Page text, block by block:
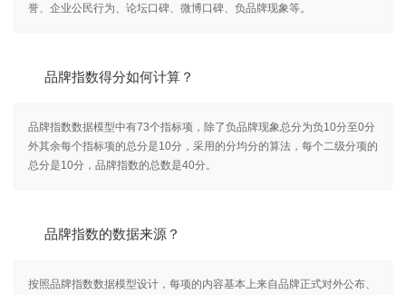
誉、企业公民行为、论坛口碑、微博口碑、负品牌现象等。
品牌指数得分如何计算？
品牌指数数据模型中有73个指标项，除了负品牌现象总分为负10分至0分
外其余每个指标项的总分是10分，采用的分均分的算法，每个二级分项的
总分是10分，品牌指数的总数是40分。
品牌指数的数据来源？
按照品牌指数数据模型设计，每项的内容基本上来自品牌正式对外公布、